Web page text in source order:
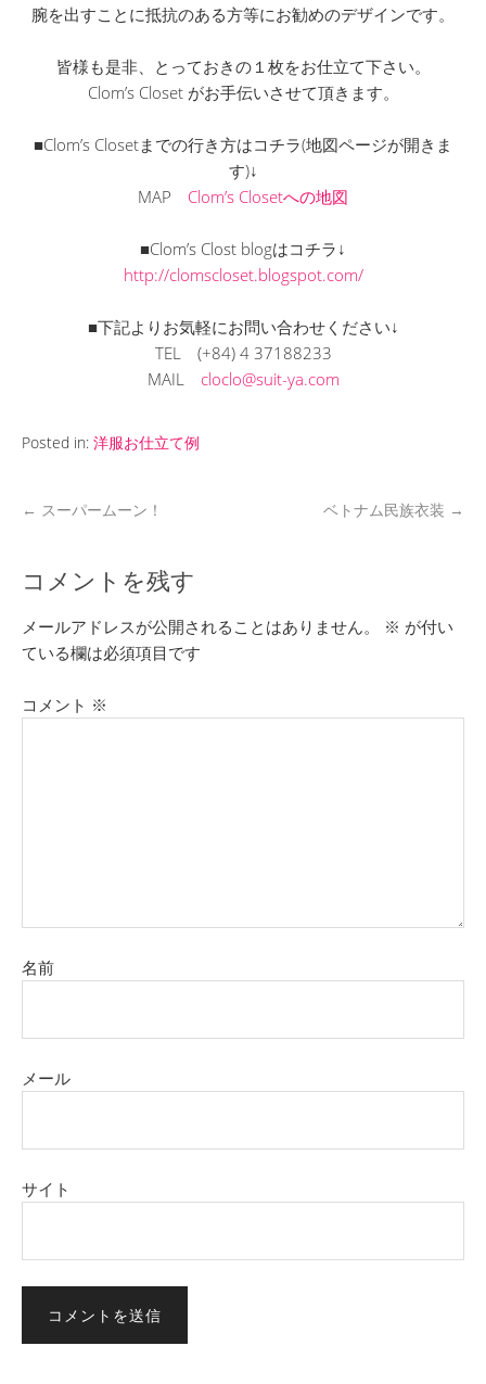
腕を出すことに抵抗のある方等にお勧めのデザインです。
皆様も是非、とっておきの１枚をお仕立て下さい。
Clom’s Closet がお手伝いさせて頂きます。
■Clom’s Closetまでの行き方はコチラ(地図ページが開きま
す)↓
MAP Clom’s Closetへの地図
■Clom’s Clost blogはコチラ↓
http://clomscloset.blogspot.com/
■下記よりお気軽にお問い合わせください↓
TEL (+84) 4 37188233
MAIL cloclo@suit-ya.com
Posted in: 洋服お仕立て例
← スーパームーン！ ベトナム民族衣装 →
コメントを残す
メールアドレスが公開されることはありません。 ※ が付い
ている欄は必須項目です
コメント ※
名前
メール
サイト